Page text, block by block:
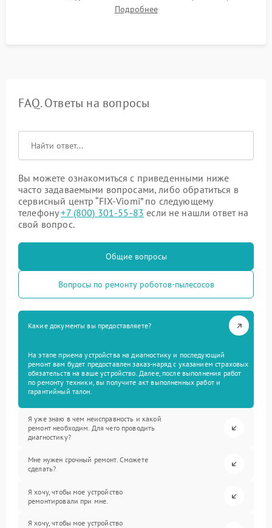
Тестирование автоматического возврата на док-станцию и
Подробнее
FAQ. Ответы на вопросы
Вы можете ознакомиться с приведенными ниже
часто задаваемыми вопросами, либо обратиться в
сервисный центр “FIX-Viomi” по следующему
телефону+7 (800) 301-55-83 если не нашли ответ на
свой вопрос.
Общие вопросы
Вопросы по ремонту роботов-пылесосов
Какие документы вы предоставляете?
На этапе приема устройства на диагностику и последующий
ремонт вам будет предоставлен заказ-наряд с указанием страховых
обязательств на ваше устройство. Далее, после выполнения работ
по ремонту техники, вы получите акт выполненных работ и
гарантийный талон.
Я уже знаю в чем неисправность и какой
ремонт необходим. Для чего проводить
диагностику?
Мне нужен срочный ремонт. Сможете
сделать?
Я хочу, чтобы мое устройство
ремонтировали при мне.
Я хочу, чтобы мое устройство